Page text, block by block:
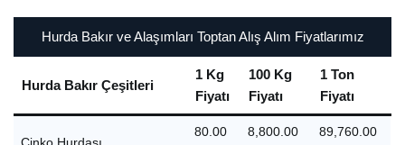
Hurda Bakır ve Alaşımları Toptan Alış Alım Fiyatlarımız
Hurda Bakır Çeşitleri
1 Kg
Fiyatı
100 Kg
Fiyatı
1 Ton
Fiyatı
80.00
8,800.00
89,760.00